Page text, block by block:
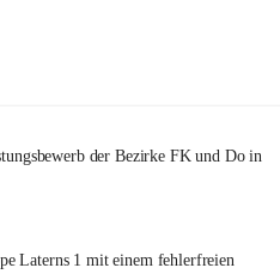
der Bezirke FK und Do in
Laterns 1 mit einem fehlerfreien